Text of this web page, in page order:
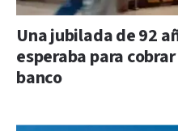
Una jubilada de 92
esperaba para
banco